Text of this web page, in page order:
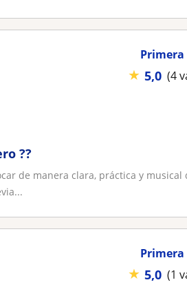
★ 5,0 (4
??
de manera clara, práctica y musical
★ 5,0 (1